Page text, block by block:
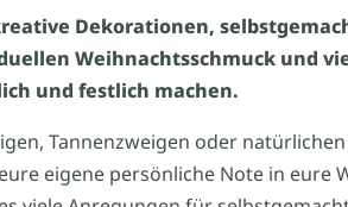
Dekorationen,
Weihnachtsschmuck und
und festlich machen.
Tannenzweigen oder
eigene persönliche Note in eure